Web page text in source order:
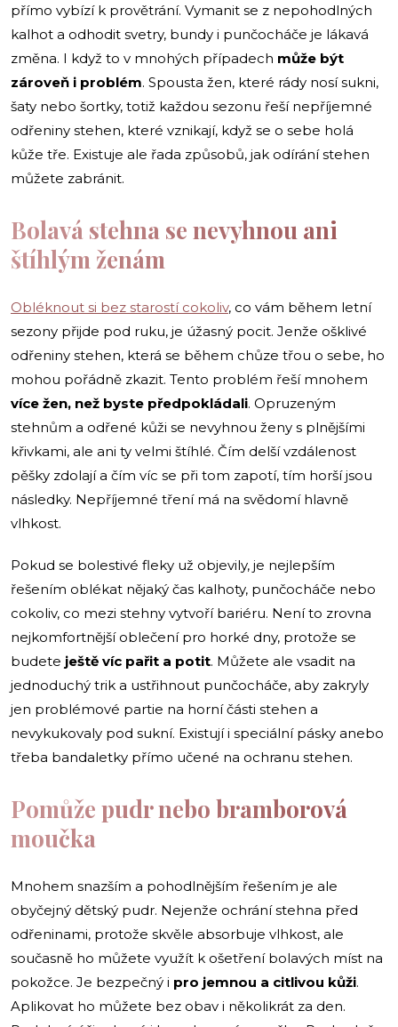
přímo vybízí k provětrání. Vymanit se z nepohodlných
kalhot a odhodit svetry, bundy i punčocháče je lákavá
změna. I když to v mnohých případech může být
zároveň i problém. Spousta žen, které rády nosí sukni,
šaty nebo šortky, totiž každou sezonu řeší nepříjemné
odřeniny stehen, které vznikají, když se o sebe holá
kůže tře. Existuje ale řada způsobů, jak odírání stehen
můžete zabránit.
Bolavá stehna se nevyhnou ani
štíhlým ženám
Obléknout si bez starostí cokoliv, co vám během letní
sezony přijde pod ruku, je úžasný pocit. Jenže ošklivé
odřeniny stehen, která se během chůze třou o sebe, ho
mohou pořádně zkazit. Tento problém řeší mnohem
více žen, než byste předpokládali. Opruzeným
stehnům a odřené kůži se nevyhnou ženy s plnějšími
křivkami, ale ani ty velmi štíhlé. Čím delší vzdálenost
pěšky zdolají a čím víc se při tom zapotí, tím horší jsou
následky. Nepříjemné tření má na svědomí hlavně
vlhkost.
Pokud se bolestivé fleky už objevily, je nejlepším
řešením oblékat nějaký čas kalhoty, punčocháče nebo
cokoliv, co mezi stehny vytvoří bariéru. Není to zrovna
nejkomfortnější oblečení pro horké dny, protože se
budete ještě víc pařit a potit. Můžete ale vsadit na
jednoduchý trik a ustřihnout punčocháče, aby zakryly
jen problémové partie na horní části stehen a
nevykukovaly pod sukní. Existují i speciální pásky anebo
třeba bandaletky přímo učené na ochranu stehen.
Pomůže pudr nebo bramborová
moučka
Mnohem snazším a pohodlnějším řešením je ale
obyčejný dětský pudr. Nejenže ochrání stehna před
odřeninami, protože skvěle absorbuje vlhkost, ale
současně ho můžete využít k ošetření bolavých míst na
pokožce. Je bezpečný i pro jemnou a citlivou kůži.
Aplikovat ho můžete bez obav i několikrát za den.